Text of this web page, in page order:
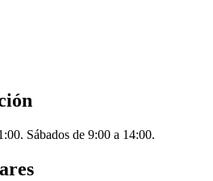
Sábados de 9:00 a 14:00.